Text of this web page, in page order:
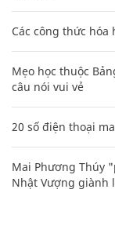
Các công thức
Mẹo học thuộc
câu nói vui vẻ
20 số điện thoại
Mai Phương Thúy
Nhật Vượng giành